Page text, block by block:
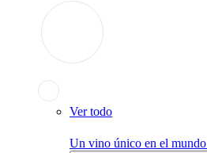
Ver todo
Un vino único en el mundo